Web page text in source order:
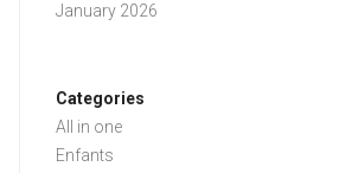
January 2026
Categories
All in one
Enfants